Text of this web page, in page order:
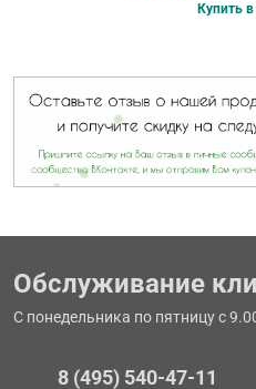
Купить
Обслуживание
С понедельника по пятницу с
8 (495) 540-47-11